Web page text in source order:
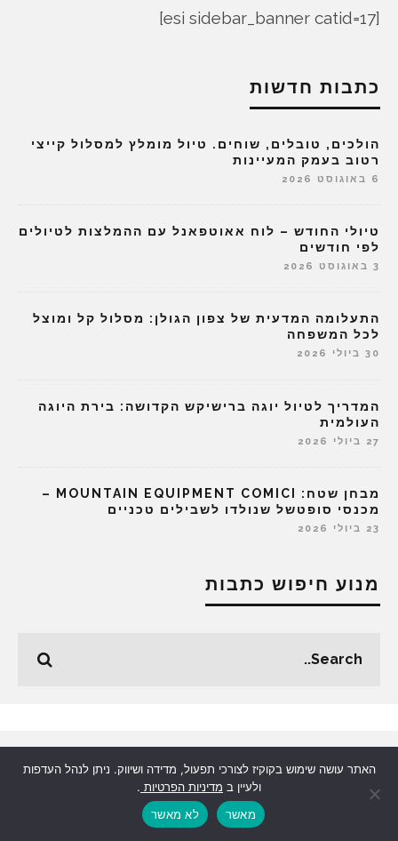
[esi sidebar_banner catid=17]
כתבות חדשות
הולכים, טובלים, שוחים. טיול מומלץ למסלול קייצי
רטוב בעמק המעיינות
6 באוגוסט 2026
טיולי החודש – לוח אאוטפאנל עם ההמלצות לטיולים
לפי חודשים
3 באוגוסט 2026
התעלומה המדעית של צפון הגולן: מסלול קל ומוצל
לכל המשפחה
30 ביולי 2026
המדריך לטיול יוגה ברישיקש הקדושה: בירת היוגה
העולמית
27 ביולי 2026
מבחן שטח: MOUNTAIN EQUIPMENT COMICI –
מכנסי סופטשל שנולדו לשבילים טכניים
23 ביולי 2026
מנוע חיפוש כתבות
תגיות
האתר עושה שימוש בקוקיז לצורכי תפעול, מדידה ושיווק. ניתן לנהל העדפות
ולעיין ב מדיניות הפרטיות .
מאשר
לא מאשר